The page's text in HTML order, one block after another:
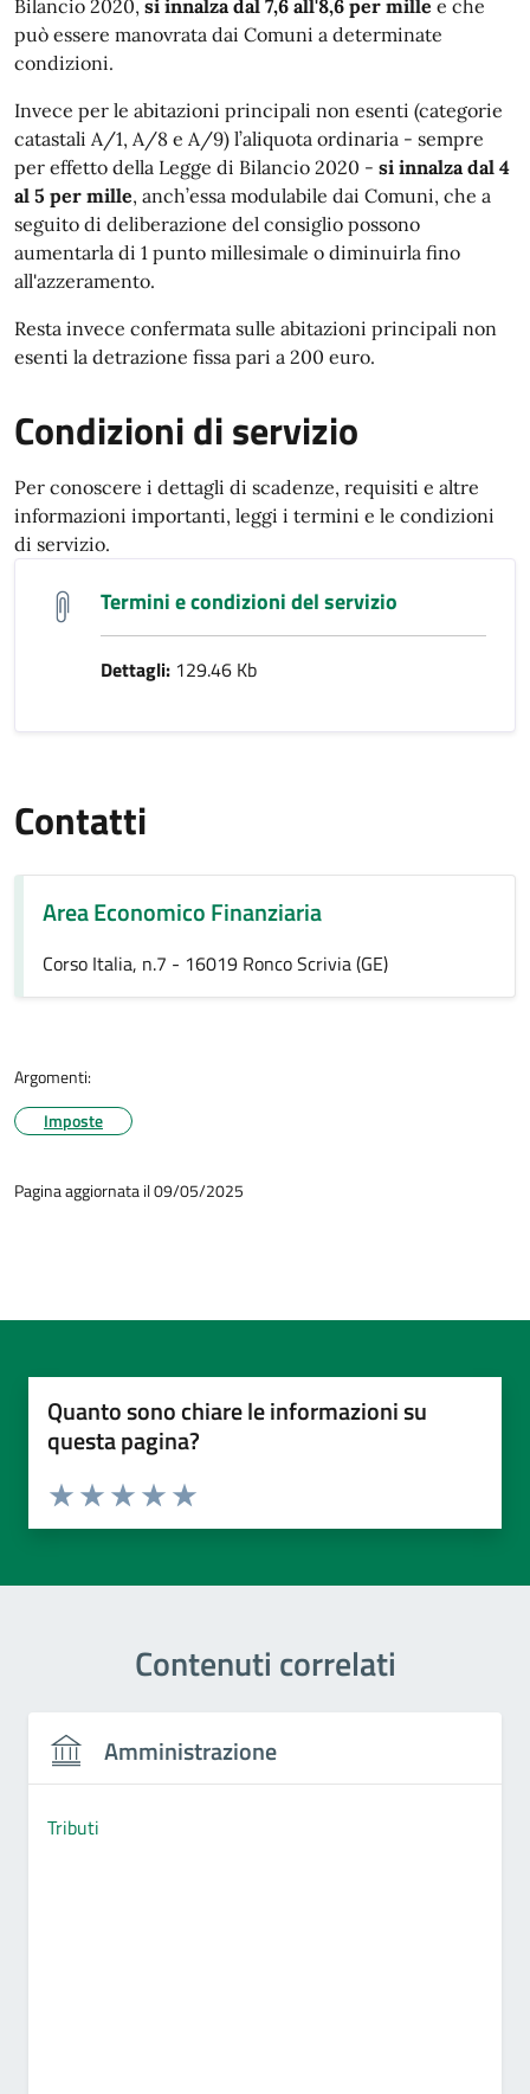
Bilancio 2020, si innalza dal 7,6 all'8,6 per mille e che
può essere manovrata dai Comuni a determinate
condizioni.
Invece per le abitazioni principali non esenti (categorie
catastali A/1, A/8 e A/9) l’aliquota ordinaria - sempre
per effetto della Legge di Bilancio 2020 - si innalza dal 4
al 5 per mille, anch’essa modulabile dai Comuni, che a
seguito di deliberazione del consiglio possono
aumentarla di 1 punto millesimale o diminuirla fino
all'azzeramento.
Resta invece confermata sulle abitazioni principali non
esenti la detrazione fissa pari a 200 euro.
Condizioni di servizio
Per conoscere i dettagli di scadenze, requisiti e altre
informazioni importanti, leggi i termini e le condizioni
di servizio.
Termini e condizioni del servizio
Dettagli: 129.46 Kb
Contatti
Area Economico Finanziaria
Corso Italia, n.7 - 16019 Ronco Scrivia (GE)
Argomenti:
Imposte
Pagina aggiornata il 09/05/2025
Quanto sono chiare le informazioni su
questa pagina?
Valuta da 1 a 5 stelle la pagina
Valuta 5 stelle su 5
Valuta 4 stelle su 5
Valuta 3 stelle su 5
Valuta 2 stelle su 5
Valuta 1 stelle su 5
Contenuti correlati
Amministrazione
Tributi